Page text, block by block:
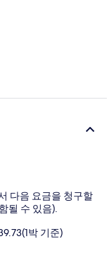
다음 요금을 청구할
될 수 있음).
박 기준)